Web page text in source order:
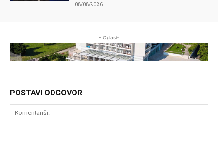
08/08/2026
- Oglasi-
POSTAVI ODGOVOR